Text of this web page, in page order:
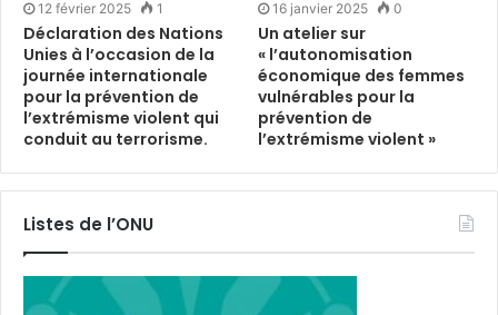
12 février 2025 1
Déclaration des Nations
Unies à l’occasion de la
journée internationale
pour la prévention de
l’extrémisme violent qui
conduit au terrorisme.
16 janvier 2025 0
Un atelier sur
« l’autonomisation
économique des femmes
vulnérables pour la
prévention de
l’extrémisme violent »
Listes de l’ONU